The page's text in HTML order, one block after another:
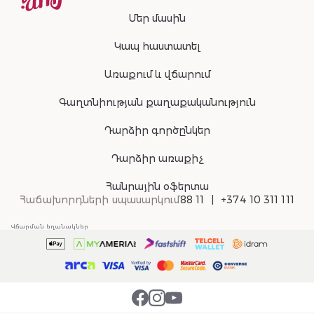
Մեր մասին
Կապ հաստատել
Առաքում և վճարում
Գաղտնիության քաղաքականություն
Դարձիր գործընկեր
Դարձիր առաքիչ
Հանրային օֆերտա
Հաճախորդների սպասարկում88 11 +374 10 311 111
Վճարման եղանակներ